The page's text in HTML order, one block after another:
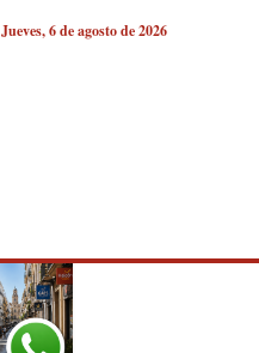
Jueves, 6 de agosto de 2026